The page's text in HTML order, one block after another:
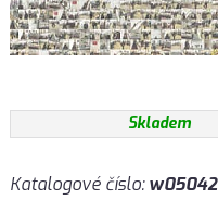
Skladem
Katalogové číslo:w05042